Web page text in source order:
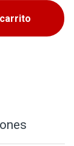
Suzuki